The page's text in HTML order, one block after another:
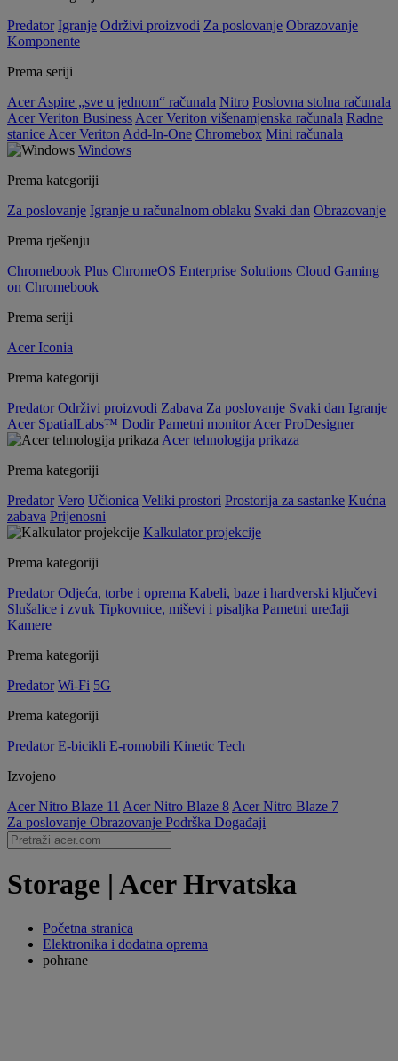
Predator Igranje Održivi proizvodi Za poslovanje Obrazovanje
Komponente
Prema seriji
Acer Aspire „sve u jednom“ računala Nitro Poslovna stolna računala
Acer Veriton Business Acer Veriton višenamjenska računala Radne
stanice Acer Veriton Add-In-One Chromebox Mini računala
Windows
Prema kategoriji
Za poslovanje Igranje u računalnom oblaku Svaki dan Obrazovanje
Prema rješenju
Chromebook Plus ChromeOS Enterprise Solutions Cloud Gaming
on Chromebook
Prema seriji
Acer Iconia
Prema kategoriji
Predator Održivi proizvodi Zabava Za poslovanje Svaki dan Igranje
Acer SpatialLabs™ Dodir Pametni monitor Acer ProDesigner
Acer tehnologija prikaza
Prema kategoriji
Predator Vero Učionica Veliki prostori Prostorija za sastanke Kućna
zabava Prijenosni
Kalkulator projekcije
Prema kategoriji
Predator Odjeća, torbe i oprema Kabeli, baze i hardverski ključevi
Slušalice i zvuk Tipkovnice, miševi i pisaljka Pametni uređaji
Kamere
Prema kategoriji
Predator Wi-Fi 5G
Prema kategoriji
Predator E-bicikli E-romobili Kinetic Tech
Izvojeno
Acer Nitro Blaze 11 Acer Nitro Blaze 8 Acer Nitro Blaze 7
Za poslovanje Obrazovanje Podrška Događaji
Storage | Acer Hrvatska
Početna stranica
Elektronika i dodatna oprema
pohrane